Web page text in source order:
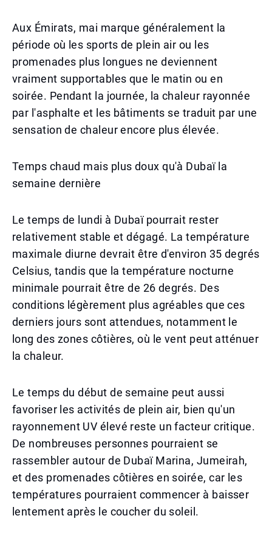
Aux Émirats, mai marque généralement la
période où les sports de plein air ou les
promenades plus longues ne deviennent
vraiment supportables que le matin ou en
soirée. Pendant la journée, la chaleur rayonnée
par l'asphalte et les bâtiments se traduit par une
sensation de chaleur encore plus élevée.
Temps chaud mais plus doux qu'à Dubaï la
semaine dernière
Le temps de lundi à Dubaï pourrait rester
relativement stable et dégagé. La température
maximale diurne devrait être d'environ 35 degrés
Celsius, tandis que la température nocturne
minimale pourrait être de 26 degrés. Des
conditions légèrement plus agréables que ces
derniers jours sont attendues, notamment le
long des zones côtières, où le vent peut atténuer
la chaleur.
Le temps du début de semaine peut aussi
favoriser les activités de plein air, bien qu'un
rayonnement UV élevé reste un facteur critique.
De nombreuses personnes pourraient se
rassembler autour de Dubaï Marina, Jumeirah,
et des promenades côtières en soirée, car les
températures pourraient commencer à baisser
lentement après le coucher du soleil.